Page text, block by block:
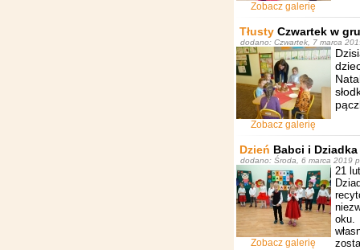
Zobacz galerię
Tłusty Czwartek w
dodano: Czwartek, 7 marca
Zobacz galerię
Dzień Babci i
dodano: Środa, 6 marca 2019
Zobacz galerię
21